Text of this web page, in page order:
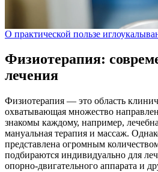
О практической пользе
Физиотерапия:
лечения
Физиотерапия — это область
охватывающая множество
знакомы каждому, например,
мануальная терапия и массаж.
представлена огромным
подбираются индивидуально для
опорно-двигательного аппарата и